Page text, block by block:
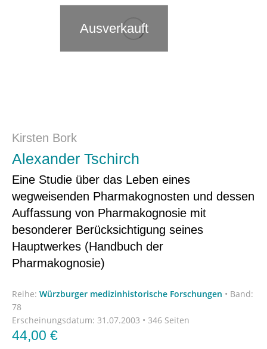
Ausverkauft
Kirsten Bork
Alexander Tschirch
Eine Studie über das Leben eines
wegweisenden Pharmakognosten und dessen
Auffassung von Pharmakognosie mit
besonderer Berücksichtigung seines
Hauptwerkes (Handbuch der
Pharmakognosie)
Reihe: Würzburger medizinhistorische Forschungen • Band:
78
Erscheinungsdatum: 31.07.2003 • 346 Seiten
44,00 €